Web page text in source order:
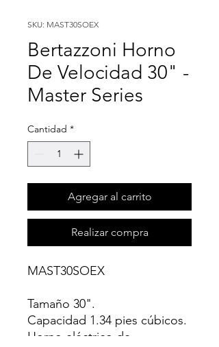
SKU: MAST30SOEX
Bertazzoni Horno
De Velocidad 30" -
Master Series
Cantidad *
Agregar al carrito
Realizar compra
MAST30SOEX
Tamaño 30".
Capacidad 1.34 pies cúbicos.
Horno eléctrico de